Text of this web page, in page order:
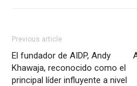
Previous article
El fundador de AIDP, Andy
Khawaja, reconocido como el
principal líder influyente a nivel